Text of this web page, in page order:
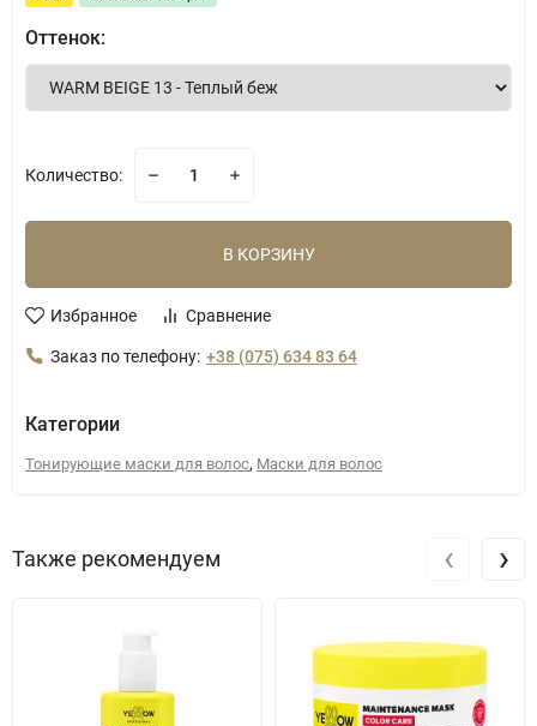
Оттенок:
Количество:
В КОРЗИНУ
Избранное Сравнение
Заказ по телефону: +38 (075) 634 83 64
Категории
Тонирующие маски для волос, Маски для волос
Также рекомендуем ‹ ›